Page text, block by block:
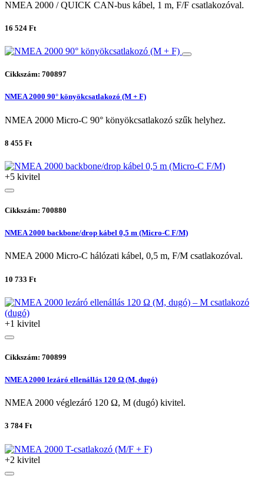
NMEA 2000 / QUICK CAN-bus kábel, 1 m, F/F csatlakozóval.
16 524 Ft
Cikkszám: 700897
NMEA 2000 90° könyökcsatlakozó (M + F)
NMEA 2000 Micro-C 90° könyökcsatlakozó szűk helyhez.
8 455 Ft
+5 kivitel
Cikkszám: 700880
NMEA 2000 backbone/drop kábel 0,5 m (Micro-C F/M)
NMEA 2000 Micro-C hálózati kábel, 0,5 m, F/M csatlakozóval.
10 733 Ft
+1 kivitel
Cikkszám: 700899
NMEA 2000 lezáró ellenállás 120 Ω (M, dugó)
NMEA 2000 véglezáró 120 Ω, M (dugó) kivitel.
3 784 Ft
+2 kivitel